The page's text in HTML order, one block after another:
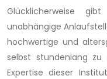
Glücklicherweise
unabhängige
hochwertige und
selbst stundenlang
Expertise dieser